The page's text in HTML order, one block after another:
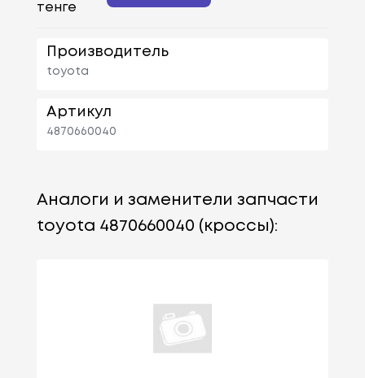
тенге
Производитель
toyota
Артикул
4870660040
Аналоги и заменители запчасти
toyota 4870660040 (кроссы):